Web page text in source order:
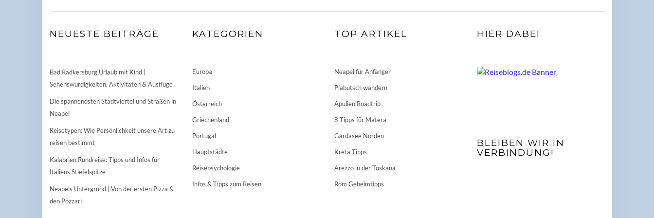
NEUESTE BEITRÄGE
Bad Radkersburg Urlaub mit Kind |
Sehenswürdigkeiten, Aktivitäten & Ausflüge
Die spannendsten Stadtviertel und Straßen in
Neapel
Reisetypen: Wie Persönlichkeit unsere Art zu
reisen bestimmt
Kalabrien Rundreise: Tipps und Infos für
Italiens Stiefelspitze
Neapels Untergrund | Von der ersten Pizza &
den Pozzari
KATEGORIEN
Europa
Italien
Österreich
Griechenland
Portugal
Hauptstädte
Reisepsychologie
Infos & Tipps zum Reisen
TOP ARTIKEL
Neapel für Anfänger
Plabutsch wandern
Apulien Roadtrip
8 Tipps für Matera
Gardasee Norden
Kreta Tipps
Arezzo in der Toskana
Rom Geheimtipps
HIER DABEI
BLEIBEN WIR IN
VERBINDUNG!